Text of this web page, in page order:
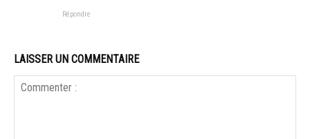
Répondre
LAISSER UN COMMENTAIRE